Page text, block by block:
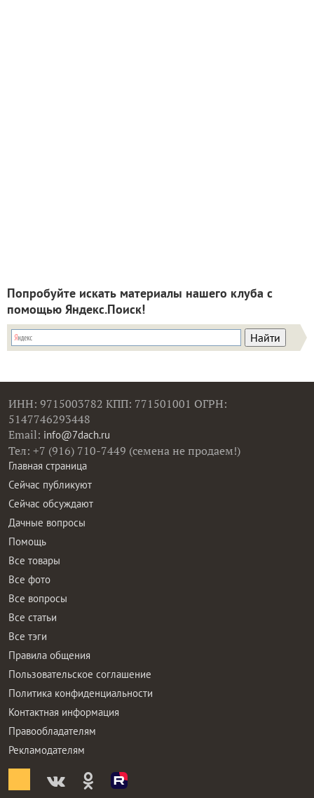
Попробуйте искать материалы нашего клуба с
помощью Яндекс.Поиск!
ИНН: 9715003782 КПП: 771501001 ОГРН:
5147746293448
Email: info@7dach.ru
Тел: +7 (916) 710-7449 (семена не продаем!)
Главная страница
Сейчас публикуют
Сейчас обсуждают
Дачные вопросы
Помощь
Все товары
Все фото
Все вопросы
Все статьи
Все тэги
Правила общения
Пользовательское соглашение
Политика конфиденциальности
Контактная информация
Правообладателям
Рекламодателям